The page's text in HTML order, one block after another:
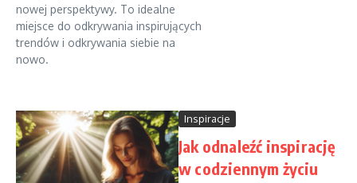
nowej perspektywy. To idealne
miejsce do odkrywania inspirujących
trendów i odkrywania siebie na
nowo.
Inspiracje
Jak odnaleźć inspirację
w codziennym życiu